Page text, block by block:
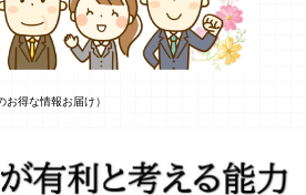
お得な情報お届け）